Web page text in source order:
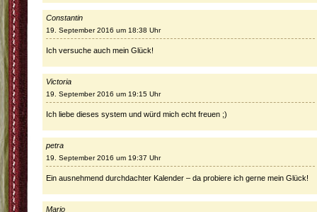
Constantin
19. September 2016 um 18:38 Uhr
Ich versuche auch mein Glück!
Victoria
19. September 2016 um 19:15 Uhr
Ich liebe dieses system und würd mich echt freuen ;)
petra
19. September 2016 um 19:37 Uhr
Ein ausnehmend durchdachter Kalender – da probiere ich gerne mein Glück!
Mario